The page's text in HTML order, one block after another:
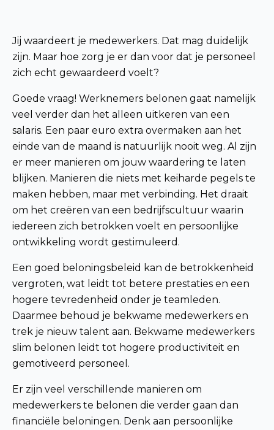
Jij waardeert je medewerkers. Dat mag duidelijk
zijn. Maar hoe zorg je er dan voor dat je personeel
zich echt gewaardeerd voelt?
Goede vraag! Werknemers belonen gaat namelijk
veel verder dan het alleen uitkeren van een
salaris. Een paar euro extra overmaken aan het
einde van de maand is natuurlijk nooit weg. Al zijn
er meer manieren om jouw waardering te laten
blijken. Manieren die niets met keiharde pegels te
maken hebben, maar met verbinding. Het draait
om het creëren van een bedrijfscultuur waarin
iedereen zich betrokken voelt en persoonlijke
ontwikkeling wordt gestimuleerd.
Een goed beloningsbeleid kan de betrokkenheid
vergroten, wat leidt tot betere prestaties en een
hogere tevredenheid onder je teamleden.
Daarmee behoud je bekwame medewerkers en
trek je nieuw talent aan. Bekwame medewerkers
slim belonen leidt tot hogere productiviteit en
gemotiveerd personeel.
Er zijn veel verschillende manieren om
medewerkers te belonen die verder gaan dan
financiële beloningen. Denk aan persoonlijke